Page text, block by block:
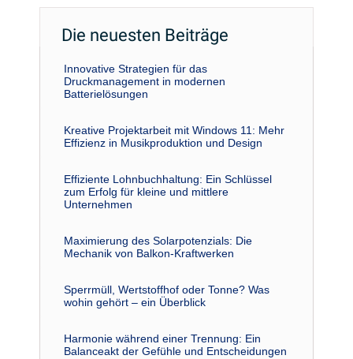
Die neuesten Beiträge
Innovative Strategien für das
Druckmanagement in modernen
Batterielösungen
Kreative Projektarbeit mit Windows 11: Mehr
Effizienz in Musikproduktion und Design
Effiziente Lohnbuchhaltung: Ein Schlüssel
zum Erfolg für kleine und mittlere
Unternehmen
Maximierung des Solarpotenzials: Die
Mechanik von Balkon-Kraftwerken
Sperrmüll, Wertstoffhof oder Tonne? Was
wohin gehört – ein Überblick
Harmonie während einer Trennung: Ein
Balanceakt der Gefühle und Entscheidungen